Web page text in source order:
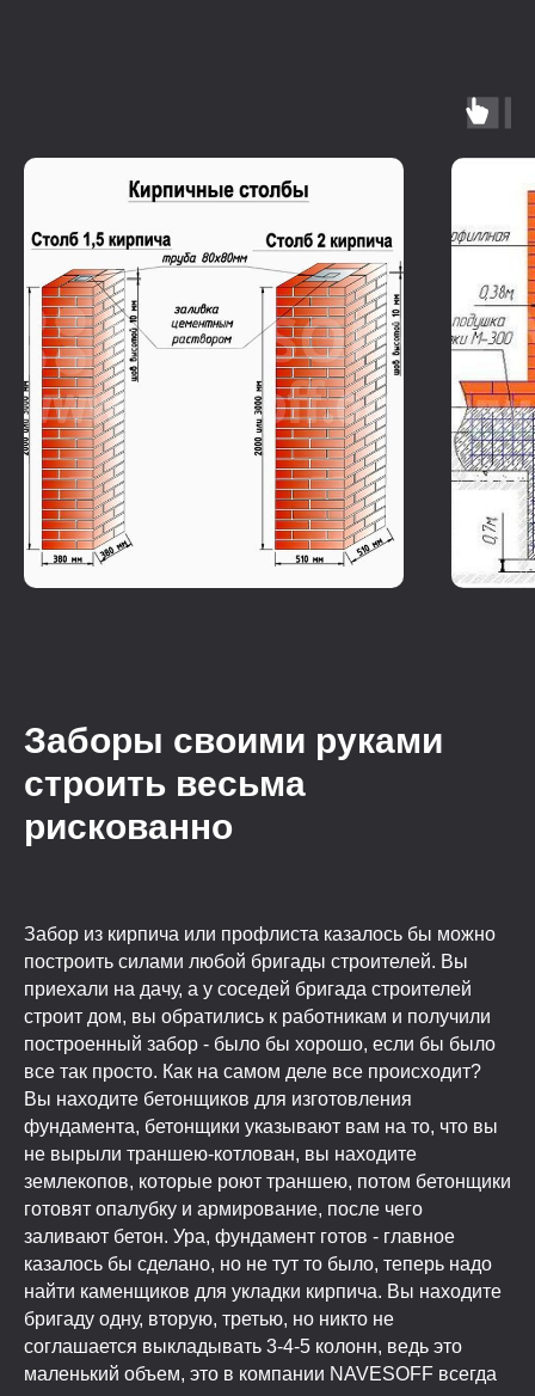
Заборы своими руками
строить весьма
рискованно
Забор из кирпича или профлиста казалось бы можно
построить силами любой бригады строителей. Вы
приехали на дачу, а у соседей бригада строителей
строит дом, вы обратились к работникам и получили
построенный забор - было бы хорошо, если бы было
все так просто. Как на самом деле все происходит?
Вы находите бетонщиков для изготовления
фундамента, бетонщики указывают вам на то, что вы
не вырыли траншею-котлован, вы находите
землекопов, которые роют траншею, потом бетонщики
готовят опалубку и армирование, после чего
заливают бетон. Ура, фундамент готов - главное
казалось бы сделано, но не тут то было, теперь надо
найти каменщиков для укладки кирпича. Вы находите
бригаду одну, вторую, третью, но никто не
соглашается выкладывать 3-4-5 колонн, ведь это
маленький объем, это в компании NAVESOFF всегда